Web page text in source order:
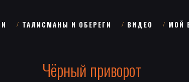
ТАЛИСМАНЫ И ОБЕРЕГИ ВИДЕО МОЙ
Чёрный приворот